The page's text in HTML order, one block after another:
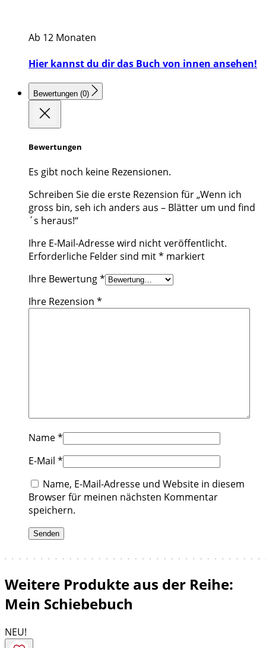
Ab 12 Monaten
Hier kannst du dir das Buch von innen ansehen!
Bewertungen (0)
Bewertungen
Es gibt noch keine Rezensionen.
Schreiben Sie die erste Rezension für „Wenn ich
gross bin, seh ich anders aus – Blätter um und find
´s heraus!“
Ihre E-Mail-Adresse wird nicht veröffentlicht.
Erforderliche Felder sind mit* markiert
Ihre Bewertung*
Ihre Rezension *
Name*
E-Mail *
Name, E-Mail-Adresse und Website in diesem
Browser für meinen nächsten Kommentar
speichern.
Weitere Produkte aus der Reihe:
Mein Schiebebuch
NEU!